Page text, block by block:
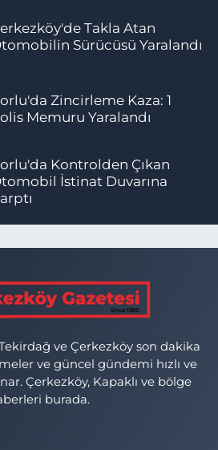
Takla Atan
Sürücüsü Yaralandı
Zincirleme Kaza: 1
Memuru Yaralandı
Kontrolden Çıkan
İstinat Duvarına
ve Çerkezköy son dakika
ve güncel gündemi hızlı ve
Çerkezköy, Kapaklı ve bölge
burada.